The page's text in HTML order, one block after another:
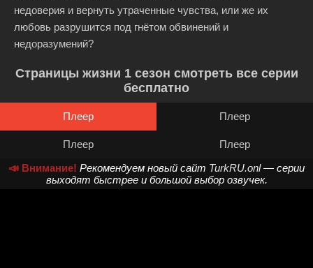
недоверия и вернуть утраченные чувства, или же их
любовь разрушится под гнётом обвинений и
недоразумений?
Страницы жизни 1 сезон смотреть все серии
бесплатно
Плеер Плеер
Плеер
Плеер
📣 Внимание! Рекомендуем новый сайт TurkRU.onl— серии
выходят быстрее и большой выбор озвучек.